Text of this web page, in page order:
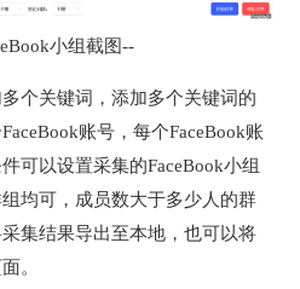
小组截图--
个关键词，添加多个关键词的
账号，每个FaceBook账
可以设置采集的FaceBook小组
均可，成员数大于多少人的群
集结果导出至本地，也可以将
。